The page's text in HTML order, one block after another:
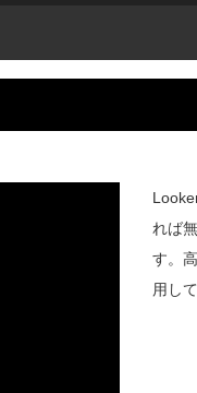
れば
す。
用し